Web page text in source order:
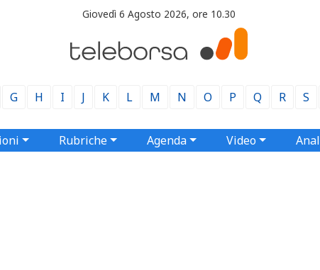
Giovedì 6 Agosto 2026, ore 10.30
G H I J K L M N O P Q R S
Rubriche Agenda Video